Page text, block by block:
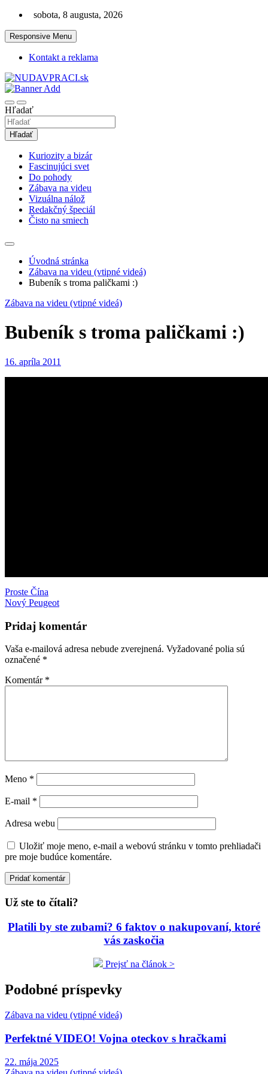
Skip
content
sobota, 8 augusta, 2026
Responsive Menu
Kontakt a reklama
nudaVpráci.sk
Hľadať
Hľadať
Kuriozity a bizár
Fascinujúci svet
Do pohody
Zábava na videu
Vizuálna nálož
Redakčný špeciál
Čisto na smiech
Úvodná stránka
Zábava na videu (vtipné videá)
Bubeník s troma paličkami :)
Zábava na videu (vtipné videá)
Bubeník s troma paličkami :)
16. apríla 2011
Navigácia
v
článku
Proste Čína
Nový Peugeot
Pridaj komentár
Vaša e-mailová adresa nebude zverejnená. Vyžadované polia sú
označené *
Komentár *
Meno *
E-mail *
Adresa webu
Uložiť moje meno, e-mail a webovú stránku v tomto prehliadači
pre moje budúce komentáre.
Už ste to čítali?
Platili by ste zubami? 6 faktov o nakupovaní, ktoré
vás zaskočia
Prejsť na článok >
Podobné príspevky
Zábava na videu (vtipné videá)
Perfektné VIDEO! Vojna oteckov s hračkami
22. mája 2025